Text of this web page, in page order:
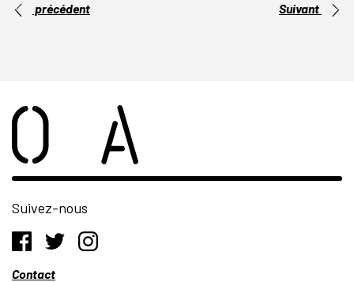
précédent Suivant
Suivez-nous
Contact